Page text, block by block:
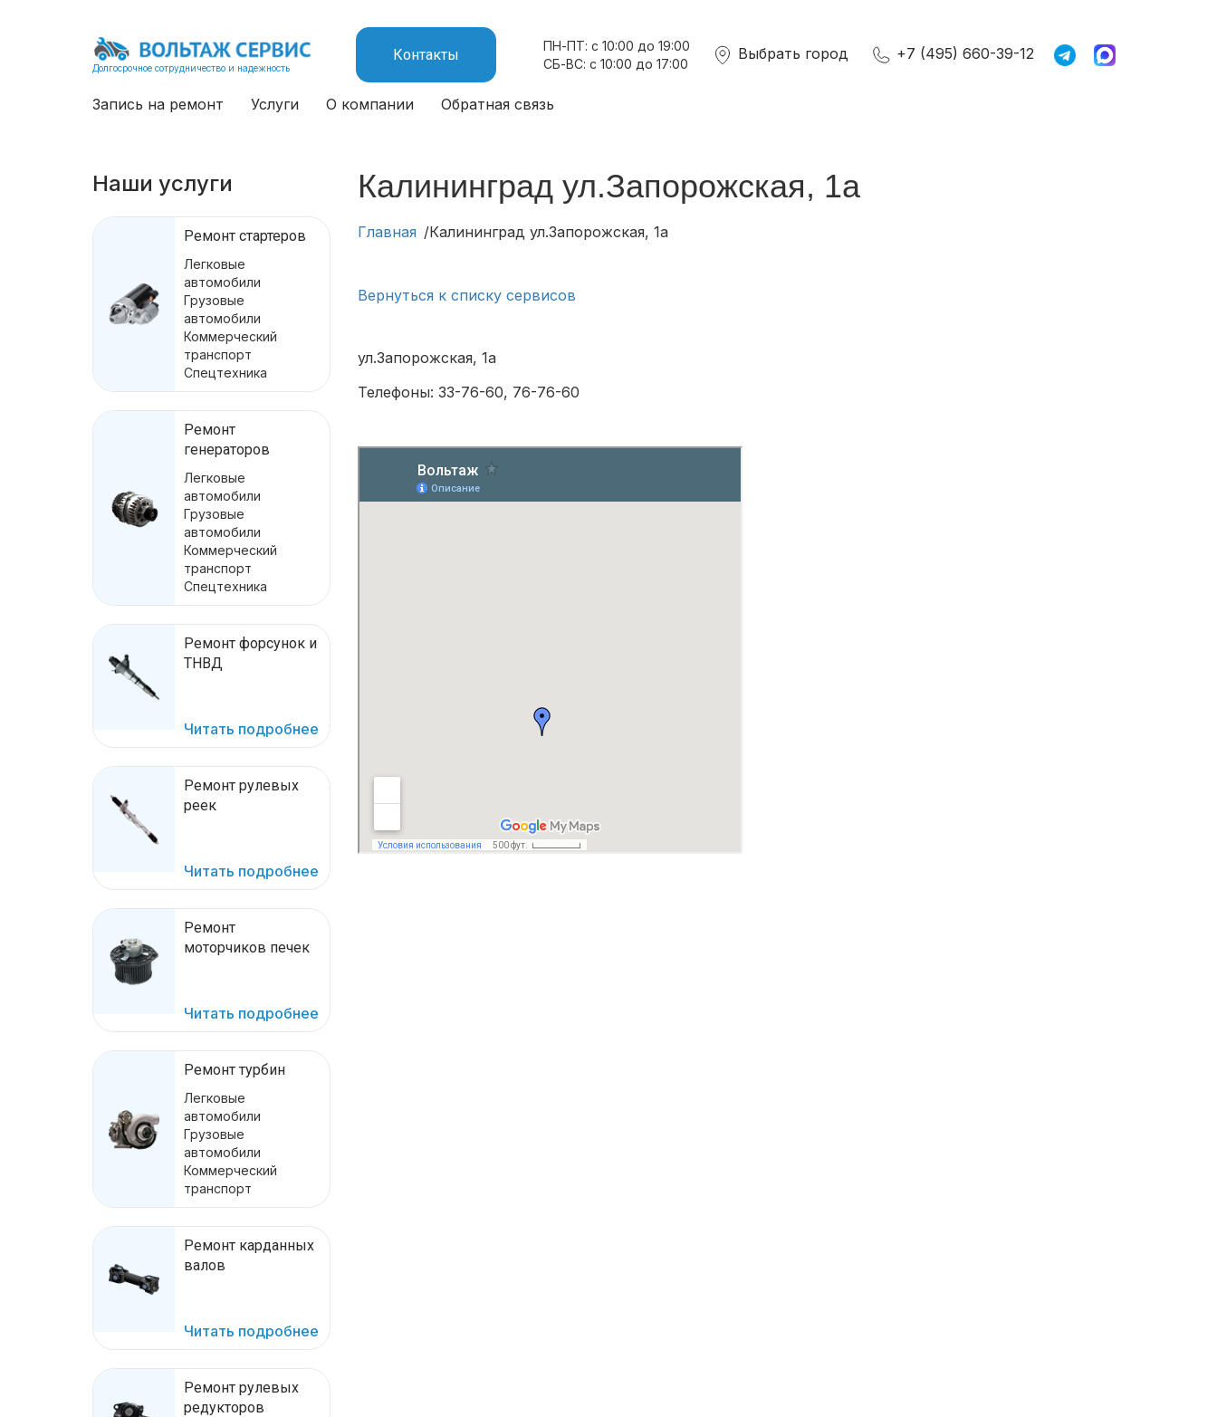
Долгосрочное сотрудничество и надежность
Запись на ремонт Услуги О компании Обратная связь
Контакты
ПН-ПТ: с 10:00 до 19:00
СБ-ВС: с 10:00 до 17:00
Выбрать город +7 (495) 660-39-12
Наши услуги
Ремонт стартеров
Легковые
автомобили
Грузовые
автомобили
Коммерческий
транспорт
Спецтехника
Ремонт
генераторов
Легковые
автомобили
Грузовые
автомобили
Коммерческий
транспорт
Спецтехника
Ремонт форсунок и
ТНВД
Читать подробнее
Ремонт рулевых
реек
Читать подробнее
Ремонт
моторчиков печек
Читать подробнее
Ремонт турбин
Легковые
автомобили
Грузовые
автомобили
Коммерческий
транспорт
Ремонт карданных
валов
Читать подробнее
Ремонт рулевых
редукторов
Калининград ул.Запорожская, 1а
Главная Калининград ул.Запорожская, 1а
Вернуться к списку сервисов
ул.Запорожская, 1а
Телефоны: 33-76-60, 76-76-60